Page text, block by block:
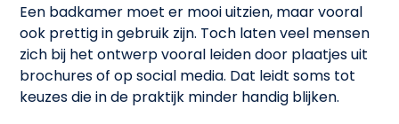
Een badkamer moet er mooi uitzien, maar vooral
ook prettig in gebruik zijn. Toch laten veel mensen
zich bij het ontwerp vooral leiden door plaatjes uit
brochures of op social media. Dat leidt soms tot
keuzes die in de praktijk minder handig blijken.